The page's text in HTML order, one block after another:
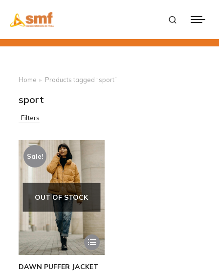
sport
Filters
You are here:
Home Products tagged “sport”
Sale!
OUT OF STOCK
DAWN PUFFER JACKET